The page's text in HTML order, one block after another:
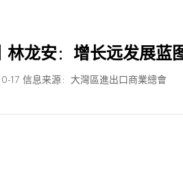
林龙安：增长远发展蓝
17 信息来源：大灣區進出口商業總會